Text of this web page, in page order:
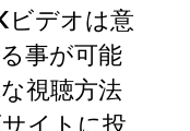
ビデオは意
事が可能
視聴方法
イトに投